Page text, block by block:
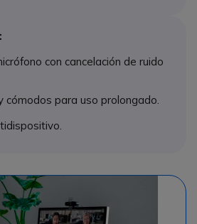
con cancelación de ruido
cómodos para uso prolongado.